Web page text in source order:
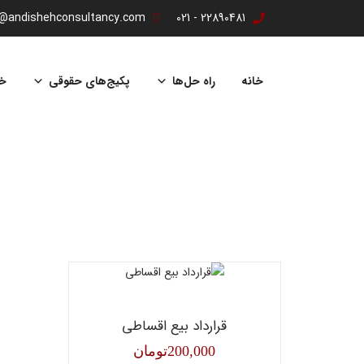
22890481 - 021
محتوا
خانه راه حل‌ها پکیج‌های حقوقی
قرارداد بیع اقساطی
200,000تومان